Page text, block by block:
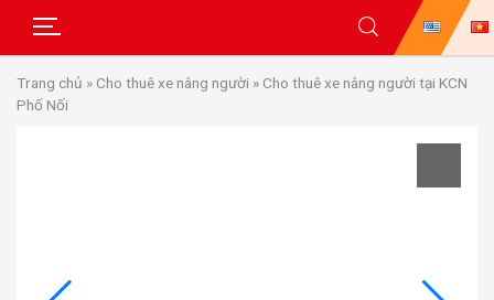
Trang chủ » Cho thuê xe nâng người » Cho thuê xe nâng người tại KCN
Phố Nối